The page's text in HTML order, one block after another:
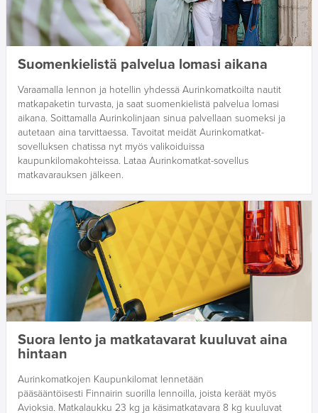
Suomenkielistä palvelua lomasi aikana
Varaamalla lennon ja hotellin yhdessä Aurinkomatkoilta nautit
matkapaketin turvasta, ja saat suomenkielistä palvelua lomasi
aikana. Soittamalla Aurinkolinjaan sinua palvellaan suomeksi ja
autetaan aina tarvittaessa. Tavoitat meidät Aurinkomatkat-
sovelluksen chatissa nyt myös valikoiduissa
kaupunkilomakohteissa. Lataa Aurinkomatkat-sovellus
matkavarauksen jälkeen.
Suora lento ja matkatavarat kuuluvat aina
hintaan
Aurinkomatkojen Kaupunkilomat lennetään
pääsääntöisesti Finnairin suorilla lennoilla, joista keräät myös
Avioksia. Matkalaukku 23 kg ja käsimatkatavara 8 kg kuuluvat